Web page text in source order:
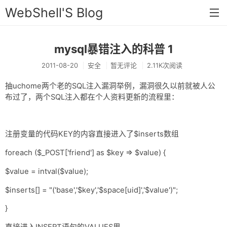
WebShell'S Blog
首页
分类
安全
技术
工具
链接
mysql暴错注入的科普 1
2011-08-20 安全 暂无评论 2.11K次阅读
抽uchome两个老的SQL注入漏洞举例，漏洞很久以前就被人公
布过了，两个SQL注入都在个人资料更新的流程里：
注册变量的代码KEY的内容直接进入了$inserts数组
foreach ($_POST['friend'] as $key => $value) {
$value = intval($value);
$inserts[] = "('base','$key','$space[uid]','$value')";
}